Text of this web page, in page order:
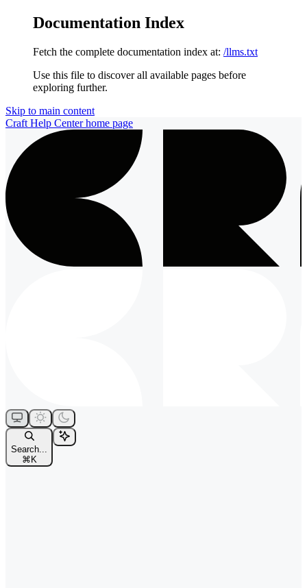
Documentation Index
Fetch the complete documentation index at: /llms.txt
Use this file to discover all available pages before
exploring further.
Skip to main content
Craft Help Centerhome page
Search...
⌘ K